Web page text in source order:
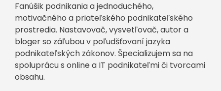
Fanúšik podnikania a jednoduchého,
motivačného a priateľského podnikateľského
prostredia. Nastavovač, vysvetľovač, autor a
bloger so záľubou v poľudšťovaní jazyka
podnikateľských zákonov. Špecializujem sa na
spoluprácu s online a IT podnikateľmi či tvorcami
obsahu.